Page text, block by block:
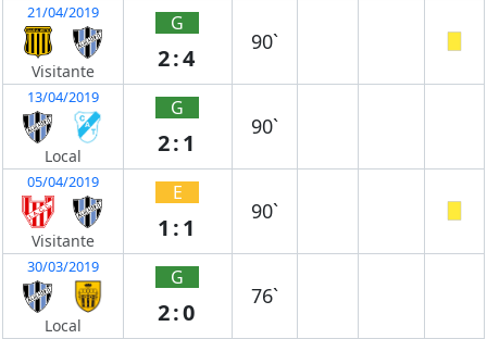
21/04/2019
Visitante
G
2:4
90`
13/04/2019
Local
G
2:1
90`
05/04/2019
Visitante
E
1:1
90`
30/03/2019
Local
G
2:0
76`